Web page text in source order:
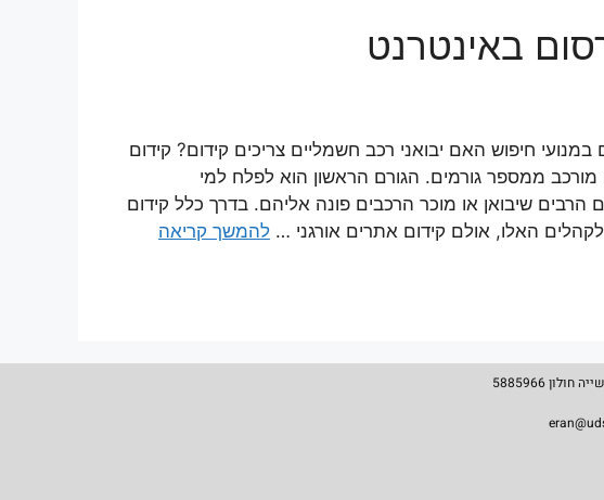
באינטרנט
חיפוש האם יבואני רכב חשמליים צריכים קידום? קידום
ממספר גורמים. הגורם הראשון הוא לפלח למי
שיבואן או מוכר הרכבים פונה אליהם. בדרך כלל קידום
האלו, אולם קידום אתרים אורגני … להמשך קריאה